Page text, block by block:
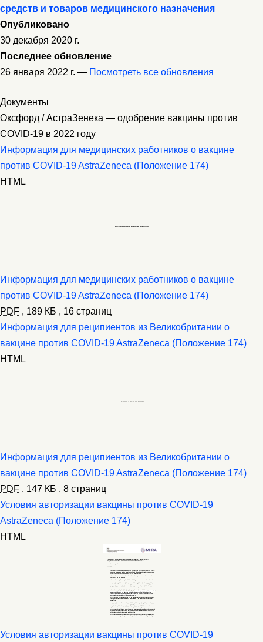
средств и товаров медицинского назначения
Опубликовано
30 декабря 2020 г.
Последнее обновление
26 января 2022 г. — Посмотреть все обновления
Документы
Оксфорд / АстраЗенека — одобрение вакцины против
COVID-19 в 2022 году
Информация для медицинских работников о вакцине
против COVID-19 AstraZeneca (Положение 174)
HTML
Информация для медицинских работников о вакцине
против COVID-19 AstraZeneca (Положение 174)
PDF , 189 КБ , 16 страниц
Информация для реципиентов из Великобритании о
вакцине против COVID-19 AstraZeneca (Положение 174)
HTML
Информация для реципиентов из Великобритании о
вакцине против COVID-19 AstraZeneca (Положение 174)
PDF , 147 КБ , 8 страниц
Условия авторизации вакцины против COVID-19
AstraZeneca (Положение 174)
HTML
Условия авторизации вакцины против COVID-19